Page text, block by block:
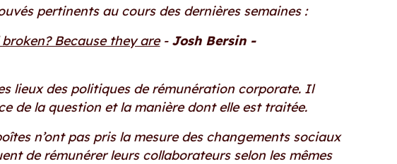
pertinents au cours des dernières semaines :
Because they are- Josh Bersin -
lieux des politiques de rémunération corporate. Il
de la question et la manière dont elle est traitée.
n’ont pas pris la mesure des changements sociaux
de rémunérer leurs collaborateurs selon les mêmes